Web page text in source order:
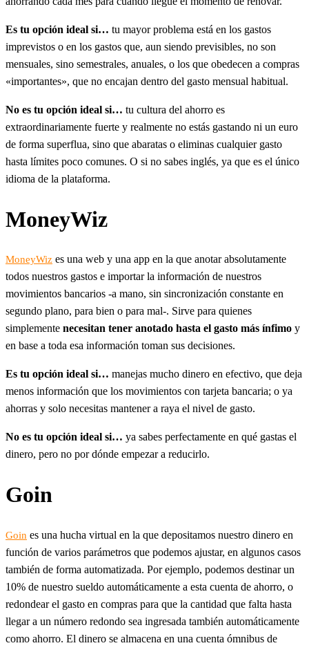
Es tu opción ideal si… tu mayor problema está en los gastos
imprevistos o en los gastos que, aun siendo previsibles, no son
mensuales, sino semestrales, anuales, o los que obedecen a compras
«importantes», que no encajan dentro del gasto mensual habitual.
No es tu opción ideal si… tu cultura del ahorro es
extraordinariamente fuerte y realmente no estás gastando ni un euro
de forma superflua, sino que abaratas o eliminas cualquier gasto
hasta límites poco comunes. O si no sabes inglés, ya que es el único
idioma de la plataforma.
MoneyWiz
MoneyWiz es una web y una app en la que anotar absolutamente
todos nuestros gastos e importar la información de nuestros
movimientos bancarios -a mano, sin sincronización constante en
segundo plano, para bien o para mal-. Sirve para quienes
simplemente necesitan tener anotado hasta el gasto más ínfimo y
en base a toda esa información toman sus decisiones.
Es tu opción ideal si… manejas mucho dinero en efectivo, que deja
menos información que los movimientos con tarjeta bancaria; o ya
ahorras y solo necesitas mantener a raya el nivel de gasto.
No es tu opción ideal si… ya sabes perfectamente en qué gastas el
dinero, pero no por dónde empezar a reducirlo.
Goin
Goin es una hucha virtual en la que depositamos nuestro dinero en
función de varios parámetros que podemos ajustar, en algunos casos
también de forma automatizada. Por ejemplo, podemos destinar un
10% de nuestro sueldo automáticamente a esta cuenta de ahorro, o
redondear el gasto en compras para que la cantidad que falta hasta
llegar a un número redondo sea ingresada también automáticamente
como ahorro. El dinero se almacena en una cuenta ómnibus de